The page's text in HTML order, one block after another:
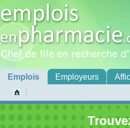
Emplois Employeurs